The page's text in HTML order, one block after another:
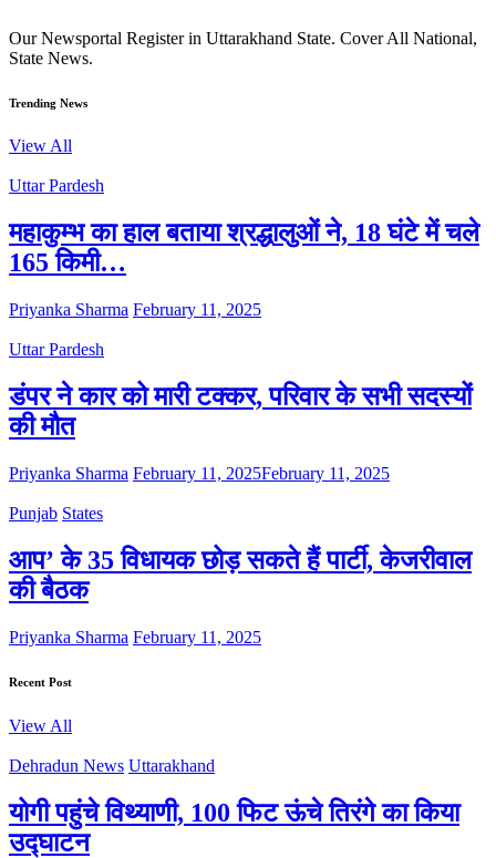
Our Newsportal Register in Uttarakhand State. Cover All National,
State News.
Trending News
View All
Uttar Pardesh
महाकुम्भ का हाल बताया श्रद्धालुओं ने, 18 घंटे में चले
165 किमी…
Priyanka Sharma February 11, 2025
Uttar Pardesh
डंपर ने कार को मारी टक्कर, परिवार के सभी सदस्यों
की मौत
Priyanka Sharma February 11, 2025February 11, 2025
Punjab States
आप’ के 35 विधायक छोड़ सकते हैं पार्टी, केजरीवाल
की बैठक
Priyanka Sharma February 11, 2025
Recent Post
View All
Dehradun News Uttarakhand
योगी पहुंचे विथ्याणी, 100 फिट ऊंचे तिरंगे का किया
उद्घाटन